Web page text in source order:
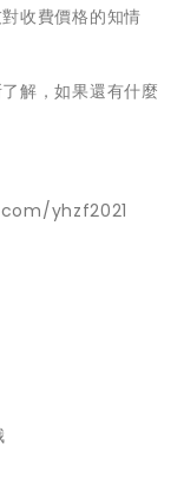
收費價格的知情
解，如果還有什麼
yhzf2021